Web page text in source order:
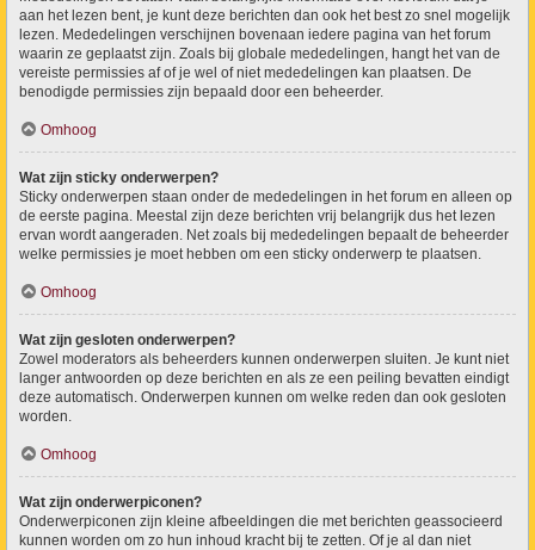
aan het lezen bent, je kunt deze berichten dan ook het best zo snel mogelijk
lezen. Mededelingen verschijnen bovenaan iedere pagina van het forum
waarin ze geplaatst zijn. Zoals bij globale mededelingen, hangt het van de
vereiste permissies af of je wel of niet mededelingen kan plaatsen. De
benodigde permissies zijn bepaald door een beheerder.
Omhoog
Wat zijn sticky onderwerpen?
Sticky onderwerpen staan onder de mededelingen in het forum en alleen op
de eerste pagina. Meestal zijn deze berichten vrij belangrijk dus het lezen
ervan wordt aangeraden. Net zoals bij mededelingen bepaalt de beheerder
welke permissies je moet hebben om een sticky onderwerp te plaatsen.
Omhoog
Wat zijn gesloten onderwerpen?
Zowel moderators als beheerders kunnen onderwerpen sluiten. Je kunt niet
langer antwoorden op deze berichten en als ze een peiling bevatten eindigt
deze automatisch. Onderwerpen kunnen om welke reden dan ook gesloten
worden.
Omhoog
Wat zijn onderwerpiconen?
Onderwerpiconen zijn kleine afbeeldingen die met berichten geassocieerd
kunnen worden om zo hun inhoud kracht bij te zetten. Of je al dan niet